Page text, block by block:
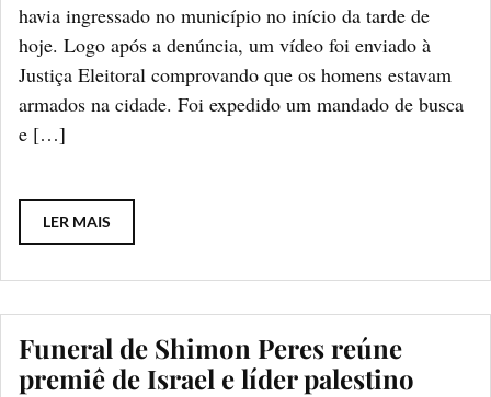
havia ingressado no município no início da tarde de
hoje. Logo após a denúncia, um vídeo foi enviado à
Justiça Eleitoral comprovando que os homens estavam
armados na cidade. Foi expedido um mandado de busca
e […]
LER MAIS
Funeral de Shimon Peres reúne
premiê de Israel e líder palestino